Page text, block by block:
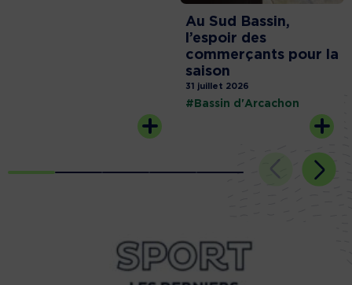
Au Sud Bassin,
l’espoir des
commerçants pour la
saison
31 juillet 2026
#Bassin d'Arcachon